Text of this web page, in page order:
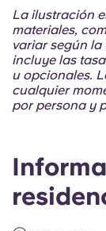
La ilustración
materiales,
variar según
incluye las
u opcionales.
cualquier
por persona y